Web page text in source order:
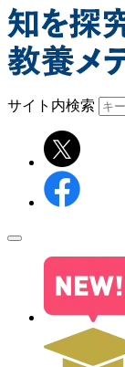
サイト内検索